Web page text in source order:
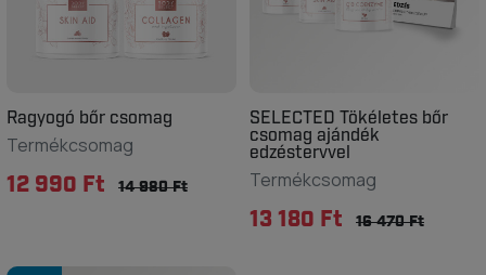
Ragyogó bőr csomag
Termékcsomag
12 990 Ft 14 980 Ft
SELECTED Tökéletes bőr
csomag ajándék
edzéstervvel
Termékcsomag
13 180 Ft 16 470 Ft